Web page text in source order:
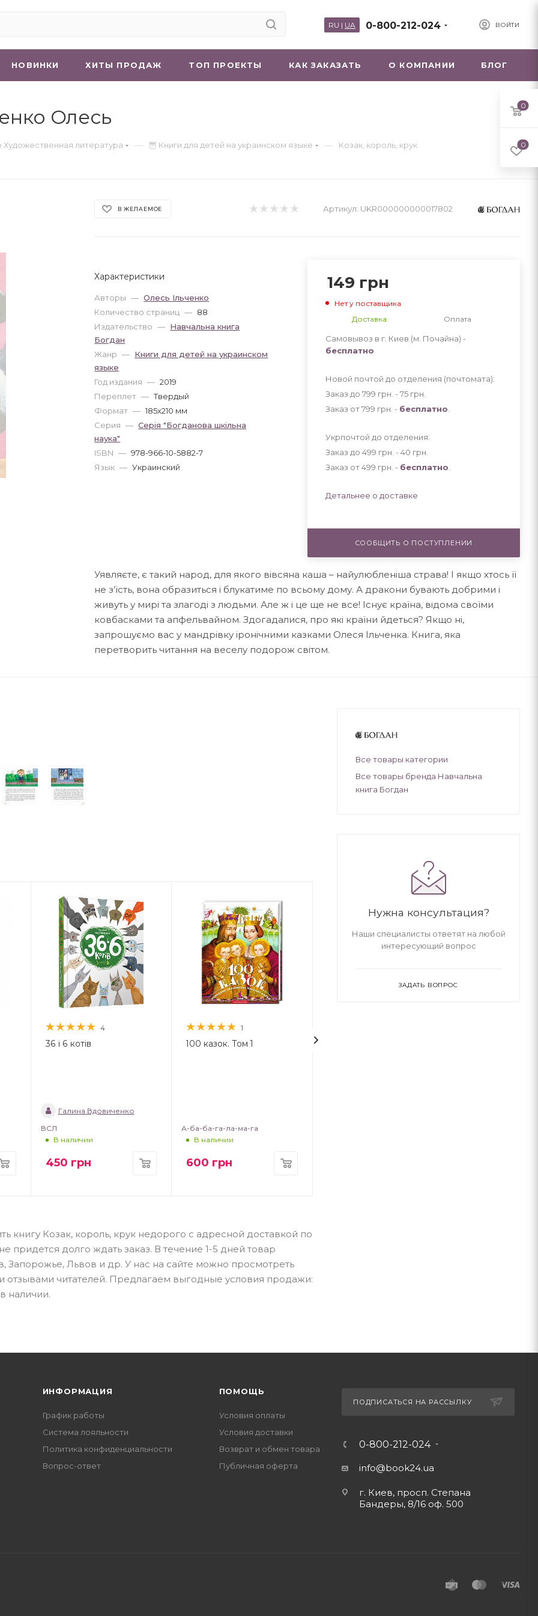
ВОЙТИ
0-800-212-024
RU | UA
НОВИНКИ ХИТЫ ПРОДАЖ ТОП ПРОЕКТЫ КАК ЗАКАЗАТЬ О КОМПАНИИ БЛОГ
Олесь
Художественная литература — 🦉 Книги для детей на украинском языке — Козак, король, крук
В ЖЕЛАЕМОЕ Артикул: UKR000000000017802
Характеристики
Авторы — Олесь Ільченко
Количество страниц — 88
Издательство — Навчальна книга
Богдан
Жанр — Книги для детей на украинском
языке
Год издания — 2019
Переплет — Твердый
Формат — 185x210 мм
Серия — Серія "Богданова шкільна
наука"
ISBN — 978-966-10-5882-7
Язык — Украинский
149 грн
Нет у поставщика
Доставка
Оплата
Самовывоз в г. Киев (м. Почайна) -
бесплатно
Новой почтой до отделения (почтомата):
Заказ до 799 грн. - 75 грн
Заказ от 799 грн. - бесплатно
Укрпочтой до отделения:
Заказ до 499 грн. - 40 грн
Заказ от 499 грн. - бесплатно
Детальнее о доставке
СООБЩИТЬ О ПОСТУПЛЕНИИ
Уявляєте, є такий народ, для якого вівсяна каша – найулюбленіша страва! І якщо хтось її
не з’їсть, вона образиться і блукатиме по всьому дому. А дракони бувають добрими і
живуть у мирі та злагоді з людьми. Але ж і це ще не все! Існує країна, відома своїми
ковбасками та апфельвайном. Здогадалися, про які країни йдеться? Якщо ні,
запрошуємо вас у мандрівку іронічними казками Олеся Ільченка. Книга, яка
перетворить читання на веселу подорож світом.
4
36 і 6 котів
Галина Вдовиченко
ВСЛ
В наличии
450 грн
1
100 казок. Том 1
А-ба-ба-га-ла-ма-га
В наличии
600 грн
книгу Козак, король, крук недорого с адресной доставкой по
долго ждать заказ. В течение 1-5 дней товар
Запорожье, Львов и др. У нас на сайте можно просмотреть
отзывами читателей. Предлагаем выгодные условия продажи:
наличии.
Все товары категории
Все товары бренда Навчальна
книга Богдан
Нужна консультация?
Наши специалисты ответят на любой
интересующий вопрос
ЗАДАТЬ ВОПРОС
ИНФОРМАЦИЯ
График работы
Система лояльности
Политика конфиденциальности
Вопрос-ответ
ПОМОЩЬ
Условия оплаты
Условия доставки
Возврат и обмен товара
Публичная оферта
ПОДПИСАТЬСЯ НА РАССЫЛКУ
0-800-212-024
info@book24.ua
г. Киев, просп. Степана
Бандеры, 8/16 оф. 500
0
0